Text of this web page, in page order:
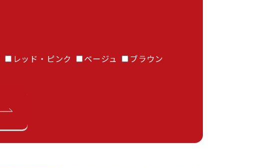
レッド・ピンク ベージュ
ブラウン